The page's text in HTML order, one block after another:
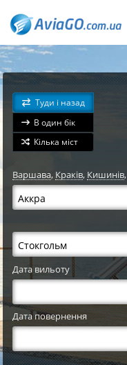
Туди і назад
В один бік
Кілька міст
Варшава,Краків, Кишинів,
Дата вильоту
Дата повернення